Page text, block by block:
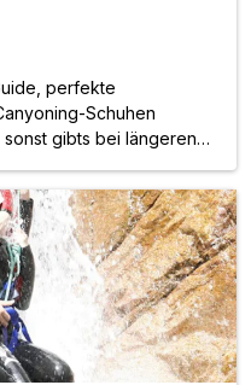
perfekte
Schuhen
gibts bei längeren